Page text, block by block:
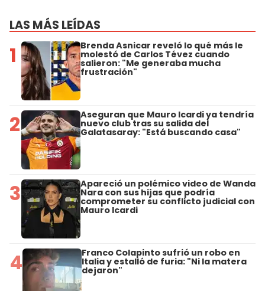
LAS MÁS LEÍDAS
1 Brenda Asnicar reveló lo qué más le
molestó de Carlos Tévez cuando
salieron: "Me generaba mucha
frustración"
2 Aseguran que Mauro Icardi ya tendría
nuevo club tras su salida del
Galatasaray: "Está buscando casa"
3 Apareció un polémico video de Wanda
Nara con sus hijas que podría
comprometer su conflicto judicial con
Mauro Icardi
4 Franco Colapinto sufrió un robo en
Italia y estalló de furia: "Ni la matera
dejaron"